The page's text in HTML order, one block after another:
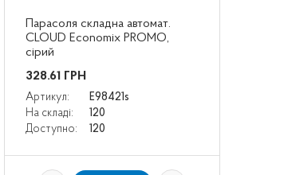
Парасоля складна автомат.
CLOUD Economix PROMO,
сірий
328.61 ГРН
Артикул:
E98421s
На складі:
120
Доступно:
120